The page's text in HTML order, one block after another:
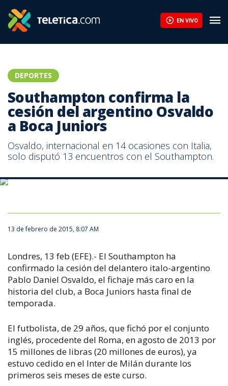
EN VIVO
DEPORTES
Southampton confirma la
cesión del argentino Osvaldo
a Boca Juniors
Osvaldo, internacional en 14 ocasiones con Italia,
solo disputó 13 encuentros con el Southampton.
El jugador de origen argentino Pablo Daniel Osvaldo durante un
13 de febrero de 2015, 8:07 AM
Londres, 13 feb (EFE).- El Southampton ha
confirmado la cesión del delantero italo-argentino
Pablo Daniel Osvaldo, el fichaje más caro en la
historia del club, a Boca Juniors hasta final de
temporada.
El futbolista, de 29 años, que fichó por el conjunto
inglés, procedente del Roma, en agosto de 2013 por
15 millones de libras (20 millones de euros), ya
estuvo cedido en el Inter de Milán durante los
primeros seis meses de este curso.